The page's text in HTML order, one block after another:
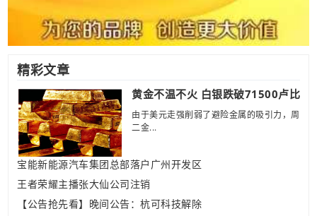
精彩文章
黄金不温不火 白银跌破71500卢比
由于美元走强削弱了避险金属的吸引力，周
二金...
宝能新能源汽车集团总部落户广州开发区
王者荣耀主播张大仙公司注销
【公告抢先看】晚间公告：杭可科技解除